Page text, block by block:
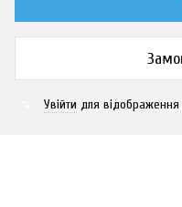
Увійти для